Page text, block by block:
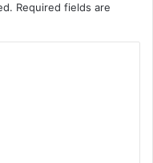
Required fields are